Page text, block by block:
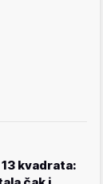
kvadrata: